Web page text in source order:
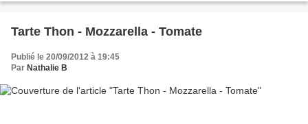
Tarte Thon - Mozzarella - Tomate
Publié le 20/09/2012 à 19:45
Par Nathalie B